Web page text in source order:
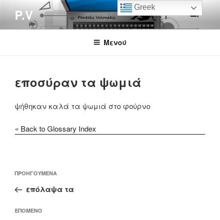
περιεχόμενο
P.V
Μενού
εποσύραν τα ψωμιά
ψήθηκαν καλά τα ψωμιά στο φούρνο
« Back to Glossary Index
άρθρων
Προηγούμενο
άρθρο
ΠΡΟΗΓΟΎΜΕΝΑ
επόλαψα τα
Επόμενο
ΕΠΌΜΕΝΟ
Greek